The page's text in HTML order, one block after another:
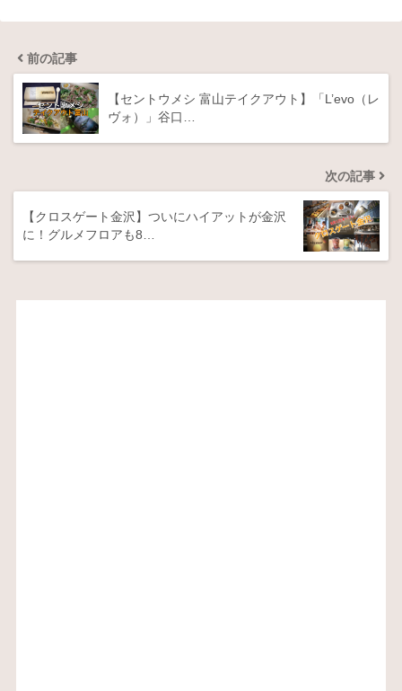
前の記事
【セントウメシ 富山テイクアウト】「L’evo（レ
ヴォ）」谷口…
次の記事
【クロスゲート金沢】ついにハイアットが金沢
に！グルメフロアも8…